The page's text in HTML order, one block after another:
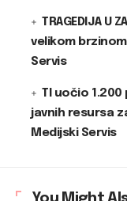
TRAGEDIJA U
velikom
Servis
TI uočio
javnih resursa
Medijski Servis